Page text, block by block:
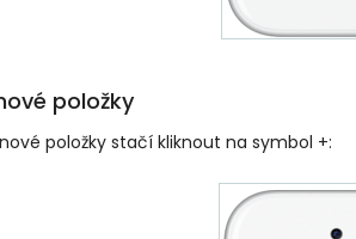
položky
položky stačí kliknout na symbol +: